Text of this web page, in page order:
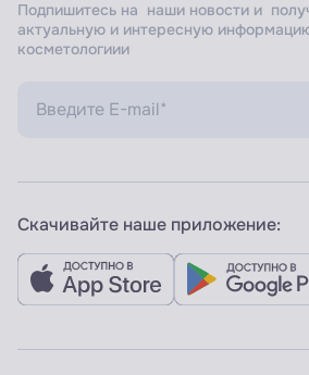
Подпишитесь на наши новости и
актуальную и интересную
косметологиии
Скачивайте наше приложение: